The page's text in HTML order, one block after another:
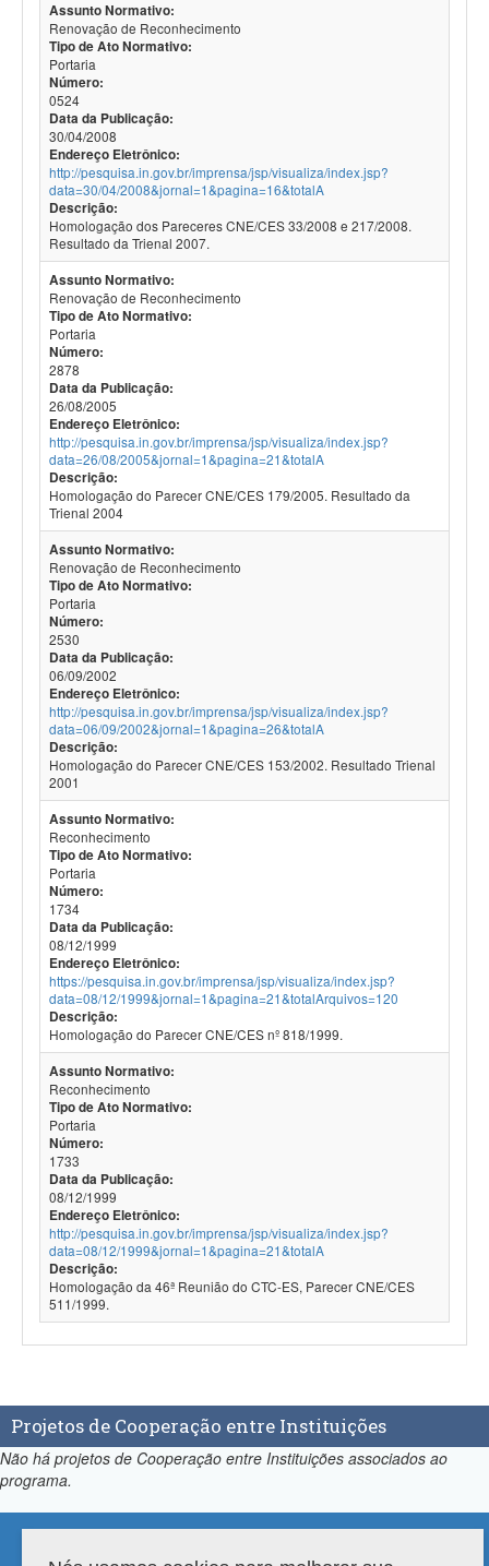
Assunto Normativo:
Renovação de Reconhecimento
Tipo de Ato Normativo:
Portaria
Número:
0524
Data da Publicação:
30/04/2008
Endereço Eletrônico:
http://pesquisa.in.gov.br/imprensa/jsp/visualiza/index.jsp?
data=30/04/2008&jornal=1&pagina=16&totalA
Descrição:
Homologação dos Pareceres CNE/CES 33/2008 e 217/2008.
Resultado da Trienal 2007.
Assunto Normativo:
Renovação de Reconhecimento
Tipo de Ato Normativo:
Portaria
Número:
2878
Data da Publicação:
26/08/2005
Endereço Eletrônico:
http://pesquisa.in.gov.br/imprensa/jsp/visualiza/index.jsp?
data=26/08/2005&jornal=1&pagina=21&totalA
Descrição:
Homologação do Parecer CNE/CES 179/2005. Resultado da
Trienal 2004
Assunto Normativo:
Renovação de Reconhecimento
Tipo de Ato Normativo:
Portaria
Número:
2530
Data da Publicação:
06/09/2002
Endereço Eletrônico:
http://pesquisa.in.gov.br/imprensa/jsp/visualiza/index.jsp?
data=06/09/2002&jornal=1&pagina=26&totalA
Descrição:
Homologação do Parecer CNE/CES 153/2002. Resultado Trienal
2001
Assunto Normativo:
Reconhecimento
Tipo de Ato Normativo:
Portaria
Número:
1734
Data da Publicação:
08/12/1999
Endereço Eletrônico:
https://pesquisa.in.gov.br/imprensa/jsp/visualiza/index.jsp?
data=08/12/1999&jornal=1&pagina=21&totalArquivos=120
Descrição:
Homologação do Parecer CNE/CES nº 818/1999.
Assunto Normativo:
Reconhecimento
Tipo de Ato Normativo:
Portaria
Número:
1733
Data da Publicação:
08/12/1999
Endereço Eletrônico:
http://pesquisa.in.gov.br/imprensa/jsp/visualiza/index.jsp?
data=08/12/1999&jornal=1&pagina=21&totalA
Descrição:
Homologação da 46ª Reunião do CTC-ES, Parecer CNE/CES
511/1999.
Projetos de Cooperação entre Instituições
Não há projetos de Cooperação entre Instituições associados ao
programa.